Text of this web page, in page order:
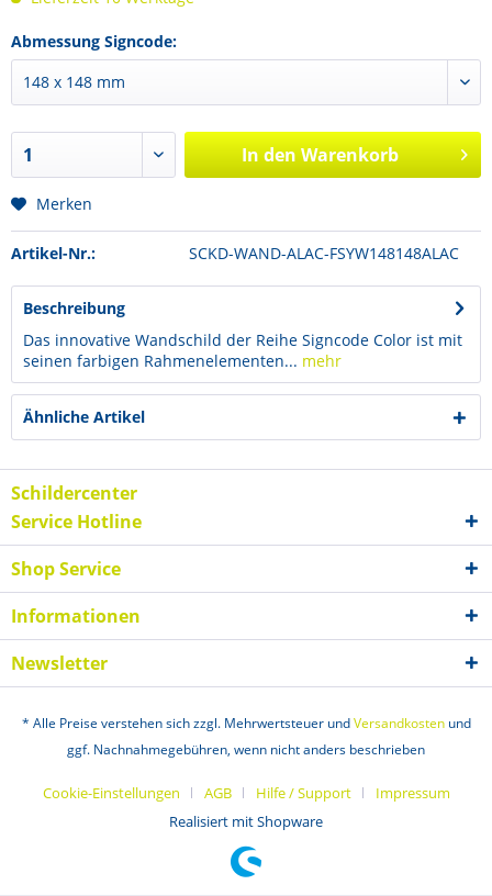
Abmessung Signcode:
In den Warenkorb
Merken
Artikel-Nr.: SCKD-WAND-ALAC-FSYW148148ALAC
Beschreibung
Das innovative Wandschild der Reihe Signcode Color ist mit
seinen farbigen Rahmenelementen... mehr
Ähnliche Artikel
Schildercenter
Service Hotline
Shop Service
Informationen
Newsletter
* Alle Preise verstehen sich zzgl. Mehrwertsteuer undVersandkostenund
ggf. Nachnahmegebühren, wenn nicht anders beschrieben
Cookie-Einstellungen AGB Hilfe / Support
Impressum
Realisiert mit Shopware